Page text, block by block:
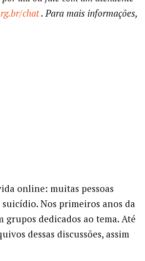
chat. Para mais informações,
online: muitas pessoas
Nos primeiros anos da
dedicados ao tema. Até
dessas discussões, assim